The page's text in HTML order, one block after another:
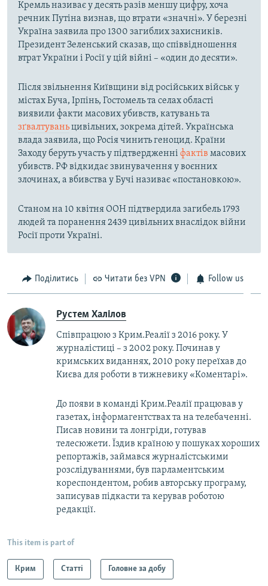
Кремль називає у десять разів меншу цифру, хоча
речник Путіна визнав, що втрати «значні». У березні
Україна заявила про 1300 загиблих захисників.
Президент Зеленський сказав, що співвідношення
втрат України і Росії у цій війні – «один до десяти».
Після звільнення Київщини від російських військ у
містах Буча, Ірпінь, Гостомель та селах області
виявили факти масових убивств, катувань та
зґвалтуваньцивільних, зокрема дітей. Українська
влада заявила, що Росія чинить геноцид. Країни
Заходу беруть участь у підтвердженні фактів масових
убивств. РФ відкидає звинувачення у воєнних
злочинах, а вбивства у Бучі називає «постановкою».
Станом на 10 квітня ООН підтвердила загибель 1793
людей та поранення 2439 цивільних внаслідок війни
Росії проти Україні.
Поділитись Читати без VPN Follow us
Рустем Халілов
Співпрацюю з Крим.Реалії з 2016 року. У
журналістиці – з 2002 року. Починав у
кримських виданнях, 2010 року переїхав до
Києва для роботи в тижневику «Коментарі».
До появи в команді Крим.Реалії працював у
газетах, інформагентствах та на телебаченні.
Писав новини та лонгріди, готував
телесюжети. Їздив країною у пошуках хороших
репортажів, займався журналістськими
розслідуваннями, був парламентським
кореспондентом, робив авторську програму,
записував підкасти та керував роботою
редакції.
This item is part of
Крим Статті Головне за добу